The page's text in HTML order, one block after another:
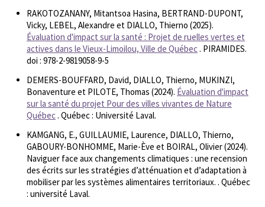
RAKOTOZANANY, Mitantsoa Hasina, BERTRAND-DUPONT,
Vicky, LEBEL, Alexandre et DIALLO, Thierno (2025).
Évaluation d'impact sur la santé : Projet de ruelles vertes et
actives dans le Vieux-Limoilou, Ville de Québec. PIRAMIDES.
doi : 978-2-9819058-9-5
DEMERS-BOUFFARD, David, DIALLO, Thierno, MUKINZI,
Bonaventure et PILOTE, Thomas (2024). Évaluation d'impact
sur la santé du projet Pour des villes vivantes de Nature
Québec. Québec : Université Laval.
KAMGANG, E., GUILLAUMIE, Laurence, DIALLO, Thierno,
GABOURY-BONHOMME, Marie-Ève et BOIRAL, Olivier (2024).
Naviguer face aux changements climatiques : une recension
des écrits sur les stratégies d’atténuation et d’adaptation à
mobiliser par les systèmes alimentaires territoriaux. . Québec
: université Laval.